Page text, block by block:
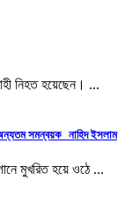
নিহত হয়েছেন। ...
অন্যতম সমন্বয়ক নাহিদ ইসলাম
মুখরিত হয়ে ওঠে ...